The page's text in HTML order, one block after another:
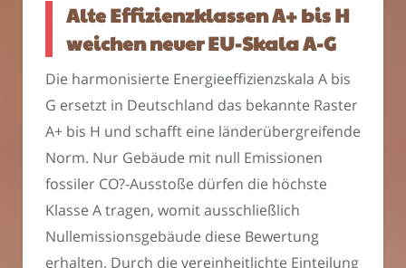
Alte Effizienzklassen A+ bis H
weichen neuer EU-Skala A-G
Die harmonisierte Energieeffizienzskala A bis
G ersetzt in Deutschland das bekannte Raster
A+ bis H und schafft eine länderübergreifende
Norm. Nur Gebäude mit null Emissionen
fossiler CO?-Ausstoße dürfen die höchste
Klasse A tragen, womit ausschließlich
Nullemissionsgebäude diese Bewertung
erhalten. Durch die vereinheitlichte Einteilung